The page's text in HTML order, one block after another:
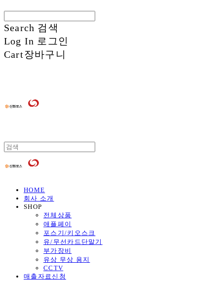
Search 검색
Log In 로그인
Cart장바구니
HOME
회사 소개
SHOP
전체상품
애플페이
포스기/키오스크
유/무선카드단말기
부가장비
유상 무상 용지
CCTV
매출자료신청